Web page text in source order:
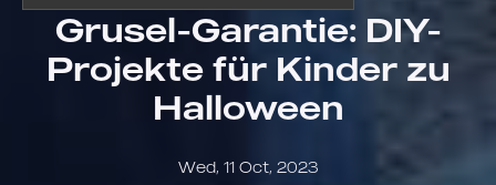
Grusel-Garantie: DIY-
Projekte für Kinder zu
Halloween
Wed, 11 Oct, 2023